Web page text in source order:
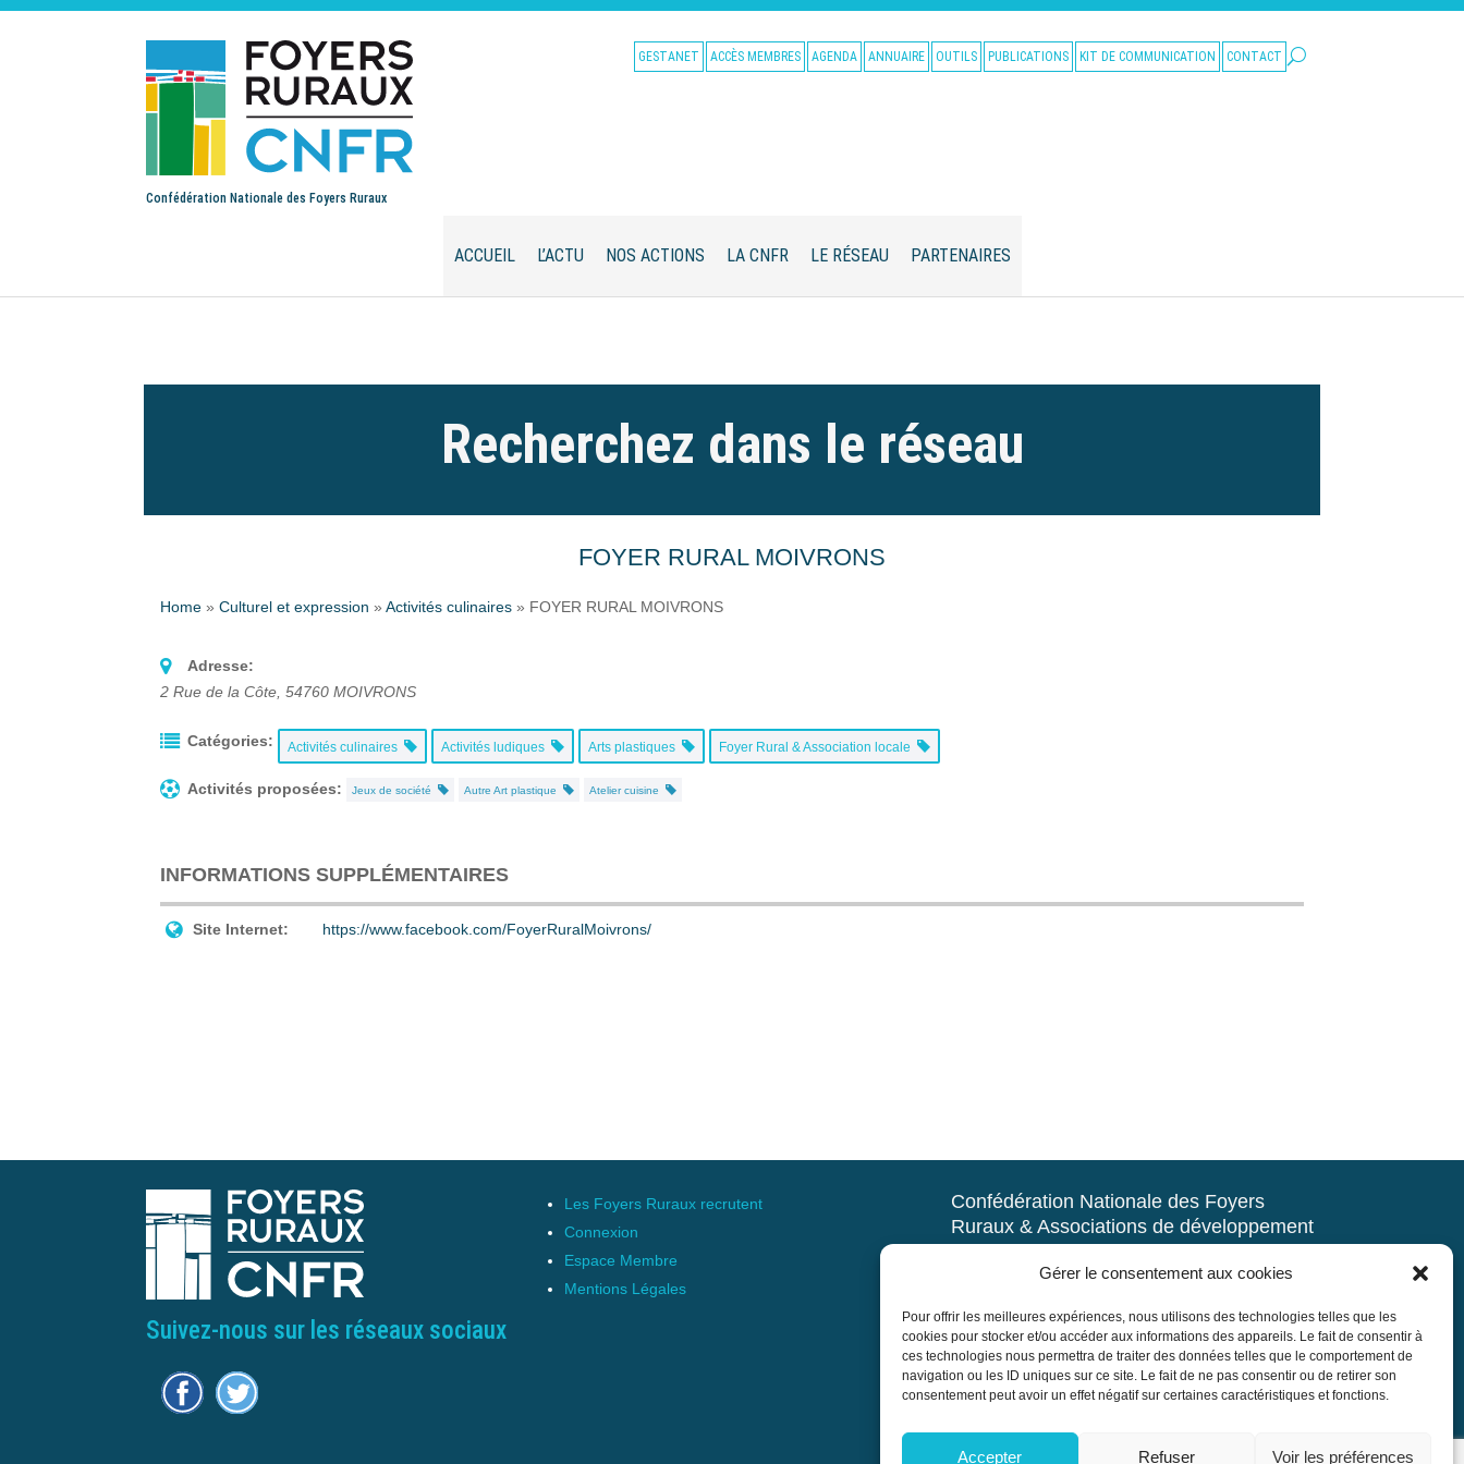
Gérer le consentement aux cookies
Pour offrir les meilleures expériences, nous utilisons des technologies telles que les
cookies pour stocker et/ou accéder aux informations des appareils. Le fait de consentir à
ces technologies nous permettra de traiter des données telles que le comportement de
navigation ou les ID uniques sur ce site. Le fait de ne pas consentir ou de retirer son
consentement peut avoir un effet négatif sur certaines caractéristiques et fonctions.
Accepter Refuser Voir les préférences
Confédération Nationale des Foyers Ruraux
GESTANET ACCÈS MEMBRES AGENDA ANNUAIRE OUTILS PUBLICATIONS KIT DE COMMUNICATION CONTACT
ACCUEIL L’ACTU NOS ACTIONS LA CNFR LE RÉSEAU PARTENAIRES
Recherchez dans le réseau
FOYER RURAL MOIVRONS
Home » Culturel et expression » Activités culinaires » FOYER RURAL MOIVRONS
Adresse:
2 Rue de la Côte 54760 MOIVRONS
Catégories: Activités culinaires Activités ludiques Arts plastiques Foyer Rural & Association locale
Activités proposées: Jeux de société Autre Art plastique Atelier cuisine
INFORMATIONS SUPPLÉMENTAIRES
Site Internet: https://www.facebook.com/FoyerRuralMoivrons/
Suivez-nous sur les réseaux sociaux
Les Foyers Ruraux recrutent
Connexion
Espace Membre
Mentions Légales
Confédération Nationale des Foyers
Ruraux & Associations de développement
Tél : 01.43.60.14.20
cnfr@mouvement-rural.org